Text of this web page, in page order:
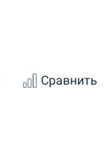
Сравнить